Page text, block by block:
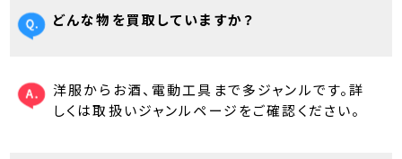
どんな物を買取していますか？
洋服からお酒、電動工具まで多ジャンルです。詳
しくは取扱いジャンルページをご確認ください。